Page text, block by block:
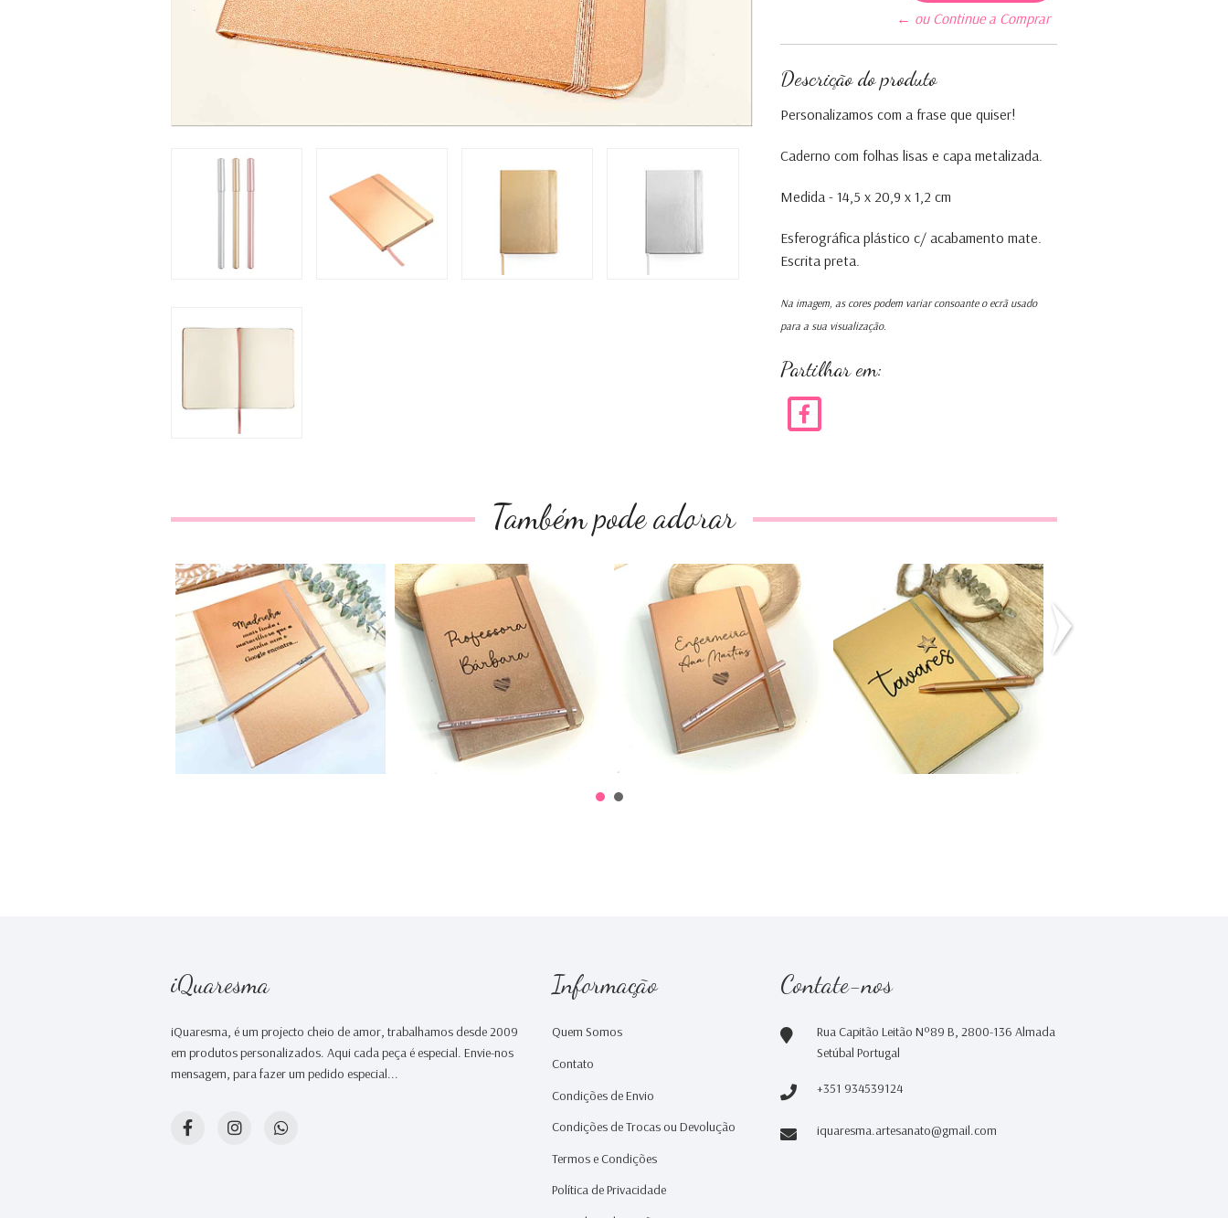
← ou Continue a Comprar
Descrição do produto
Personalizamos com a frase que quiser!
Caderno com folhas lisas e capa metalizada.
Medida - 14,5 x 20,9 x 1,2 cm
Esferográfica plástico c/ acabamento mate.
Escrita preta.
Na imagem, as cores podem variar consoante o ecrã usado
para a sua visualização.
Partilhar em:
Também pode adorar
Caderno + Caneta
Personaliz...
20,00€
Caderno + Caneta
"Professor...
20,00€
Caderno + Caneta
"Enfermeir...
20,00€
Caderno + Caneta
Personaliz...
22,50€
iQuaresma
iQuaresma, é um projecto cheio de amor, trabalhamos desde 2009
em produtos personalizados. Aqui cada peça é especial. Envie-nos
mensagem, para fazer um pedido especial...
Informação
Quem Somos
Contato
Condições de Envio
Condições de Trocas ou Devolução
Termos e Condições
Política de Privacidade
Contate-nos
Rua Capitão Leitão Nº89 B, 2800-136 Almada
Setúbal Portugal
+351 934539124
iquaresma.artesanato@gmail.com